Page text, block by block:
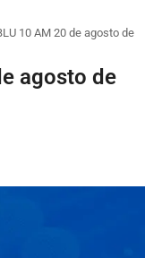
10 AM 20 de agosto de
agosto de